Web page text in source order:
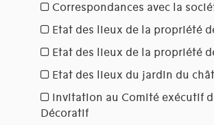
Correspondances avec la
Etat des lieux de la propriété
Etat des lieux de la propriété
Etat des lieux du jardin du
Invitation au Comité exécutif
Décoratif